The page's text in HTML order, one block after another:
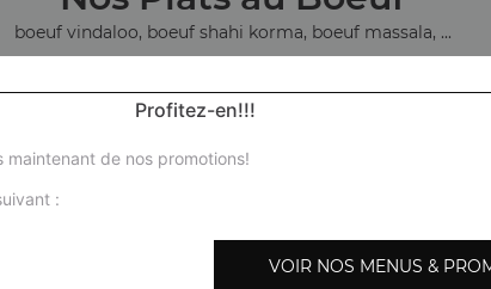
boeuf vindaloo, boeuf shahi korma, boeuf massala, ...
+
agneau
Profitez-en!!!
de nos promotions!
:
VOIR NOS MENUS &